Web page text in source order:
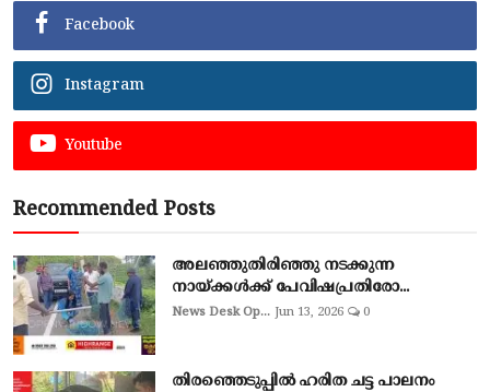
Facebook
Instagram
Youtube
Recommended Posts
അലഞ്ഞുതിരിഞ്ഞു നടക്കുന്ന
നായ്ക്കൾക്ക് പേവിഷപ്രതിരോ...
News Desk Op... Jun 13, 2026 0
തിരഞ്ഞെടുപ്പില്‍ ഹരിത ചട്ട പാലനം